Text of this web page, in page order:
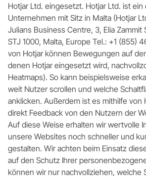
Hotjar Ltd. eingesetzt. Hotjar Ltd. ist
Unternehmen mit Sitz in Malta (Hotjar
Julians Business Centre, 3, Elia Zammit
STJ 1000, Malta, Europe Tel.: +1 (855)
von Hotjar können Bewegungen auf
denen Hotjar eingesetzt wird,
Heatmaps). So kann beispielsweise
weit Nutzer scrollen und welche
anklicken. Außerdem ist es mithilfe von
direkt Feedback von den Nutzern der
Auf diese Weise erhalten wir wertvolle
unsere Websites noch schneller und
gestalten. Wir achten beim Einsatz
auf den Schutz Ihrer
können wir nur nachvollziehen, welche